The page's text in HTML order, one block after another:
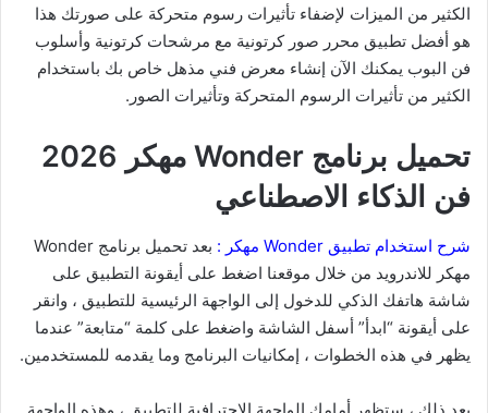
الكثير من الميزات لإضفاء تأثيرات رسوم متحركة على صورتك هذا
هو أفضل تطبيق محرر صور كرتونية مع مرشحات كرتونية وأسلوب
فن البوب يمكنك الآن إنشاء معرض فني مذهل خاص بك باستخدام
الكثير من تأثيرات الرسوم المتحركة وتأثيرات الصور.
تحميل برنامج Wonder مهكر 2026
فن الذكاء الاصطناعي
شرح استخدام تطبيق Wonder مهكر :
بعد تحميل برنامج Wonder
مهكر للاندرويد من خلال موقعنا اضغط على أيقونة التطبيق على
شاشة هاتفك الذكي للدخول إلى الواجهة الرئيسية للتطبيق ، وانقر
على أيقونة “ابدأ” أسفل الشاشة واضغط على كلمة “متابعة” عندما
يظهر في هذه الخطوات ، إمكانيات البرنامج وما يقدمه للمستخدمين.